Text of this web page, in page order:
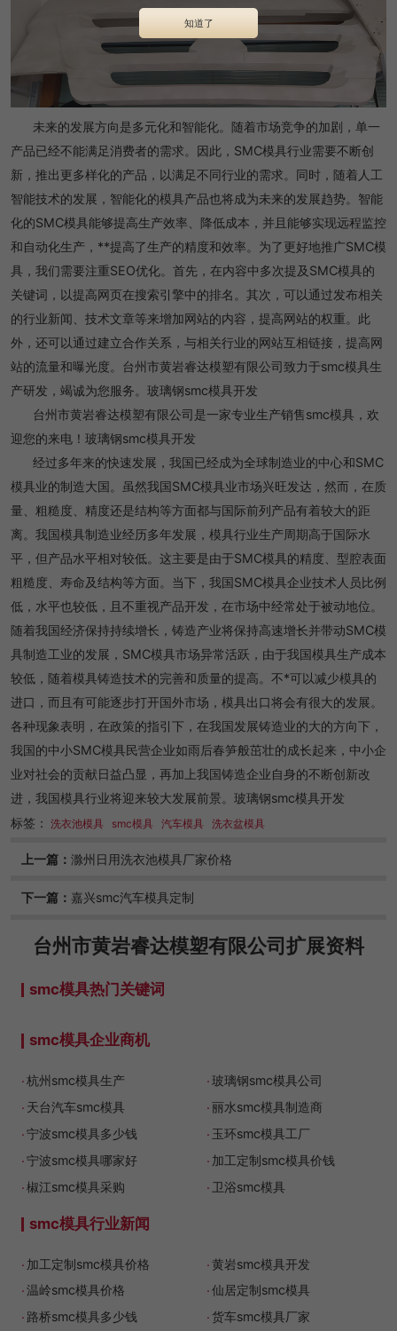
未来的发展方向是多元化和智能化。随着市场竞争的加剧，单一
产品已经不能满足消费者的需求。因此，SMC模具行业需要不断创
新，推出更多样化的产品，以满足不同行业的需求。同时，随着人工
智能技术的发展，智能化的模具产品也将成为未来的发展趋势。智能
化的SMC模具能够提高生产效率、降低成本，并且能够实现远程监控
和自动化生产，**提高了生产的精度和效率。为了更好地推广SMC模
具，我们需要注重SEO优化。首先，在内容中多次提及SMC模具的
关键词，以提高网页在搜索引擎中的排名。其次，可以通过发布相关
的行业新闻、技术文章等来增加网站的内容，提高网站的权重。此
外，还可以通过建立合作关系，与相关行业的网站互相链接，提高网
站的流量和曝光度。台州市黄岩睿达模塑有限公司致力于smc模具生
产研发，竭诚为您服务。玻璃钢smc模具开发
台州市黄岩睿达模塑有限公司是一家专业生产销售smc模具，欢
迎您的来电！玻璃钢smc模具开发
经过多年来的快速发展，我国已经成为全球制造业的中心和SMC
模具业的制造大国。虽然我国SMC模具业市场兴旺发达，然而，在质
量、粗糙度、精度还是结构等方面都与国际前列产品有着较大的距
离。我国模具制造业经历多年发展，模具行业生产周期高于国际水
平，但产品水平相对较低。这主要是由于SMC模具的精度、型腔表面
粗糙度、寿命及结构等方面。当下，我国SMC模具企业技术人员比例
低，水平也较低，且不重视产品开发，在市场中经常处于被动地位。
随着我国经济保持持续增长，铸造产业将保持高速增长并带动SMC模
具制造工业的发展，SMC模具市场异常活跃，由于我国模具生产成本
较低，随着模具铸造技术的完善和质量的提高。不*可以减少模具的
进口，而且有可能逐步打开国外市场，模具出口将会有很大的发展。
各种现象表明，在政策的指引下，在我国发展铸造业的大的方向下，
我国的中小SMC模具民营企业如雨后春笋般茁壮的成长起来，中小企
业对社会的贡献日益凸显，再加上我国铸造企业自身的不断创新改
进，我国模具行业将迎来较大发展前景。玻璃钢smc模具开发
标签： 洗衣池模具 smc模具 汽车模具 洗衣盆模具
上一篇： 滁州日用洗衣池模具厂家价格
下一篇： 嘉兴smc汽车模具定制
台州市黄岩睿达模塑有限公司扩展资料
smc模具热门关键词
smc模具企业商机
.杭州smc模具生产 .玻璃钢smc模具公司
. 天台汽车smc模具 .丽水smc模具制造商
.宁波smc模具多少钱 . 玉环smc模具工厂
.宁波smc模具哪家好 . 加工定制smc模具价钱
.椒江smc模具采购 . 卫浴smc模具
smc模具行业新闻
. 加工定制smc模具价格 .黄岩smc模具开发
.温岭smc模具价格 .仙居定制smc模具
. 路桥smc模具多少钱 .货车smc模具厂家
知道了